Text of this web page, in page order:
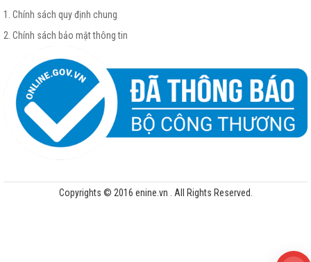
1. Chính sách quy định chung
2. Chính sách bảo mật thông tin
Copyrights © 2016 enine.vn . All Rights Reserved.